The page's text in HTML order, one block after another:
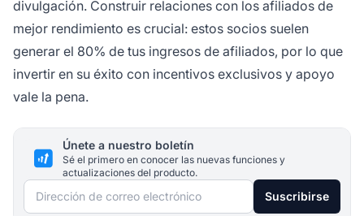
divulgación. Construir relaciones con los afiliados de
mejor rendimiento es crucial: estos socios suelen
generar el 80% de tus ingresos de afiliados, por lo que
invertir en su éxito con incentivos exclusivos y apoyo
vale la pena.
Únete a nuestro boletín
Sé el primero en conocer las nuevas funciones y
actualizaciones del producto.
Dirección de correo electrónico Suscribirse